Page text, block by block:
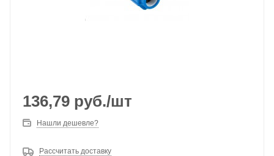
136,79 руб./шт
Нашли дешевле?
Рассчитать доставку